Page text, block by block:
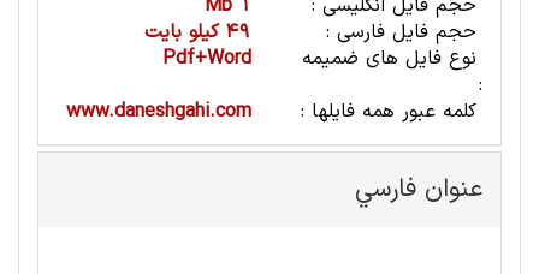
حجم فایل انگلیسی :
1 Mb
حجم فایل فارسی :
49 کیلو بایت
نوع فایل های ضمیمه
:
Pdf+Word
کلمه عبور همه فایلها :
www.daneshgahi.com
عنوان فارسي